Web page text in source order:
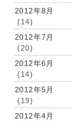
2012年8月
(14)
2012年7月
(20)
2012年6月
(14)
2012年5月
(19)
2012年4月